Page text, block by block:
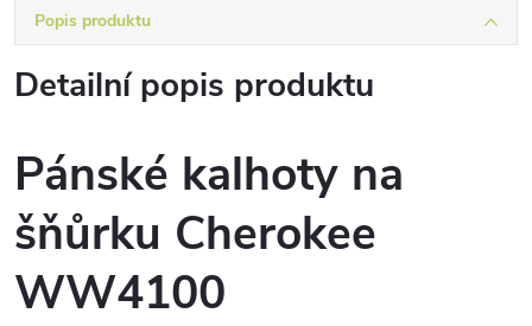
Popis produktu
Detailní popis produktu
Pánské kalhoty na
šňůrku Cherokee
WW4100